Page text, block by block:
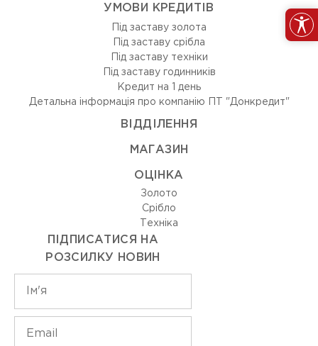
УМОВИ КРЕДИТІВ
Під заставу золота
Під заставу срібла
Під заставу техніки
Під заставу годинників
Кредит на 1 день
Детальна інформація про компанію ПТ "Донкредит"
ВIДДIЛЕННЯ
МАГАЗИН
ОЦIНКА
Золото
Срiбло
Технiка
ПІДПИСАТИСЯ НА
РОЗСИЛКУ НОВИН